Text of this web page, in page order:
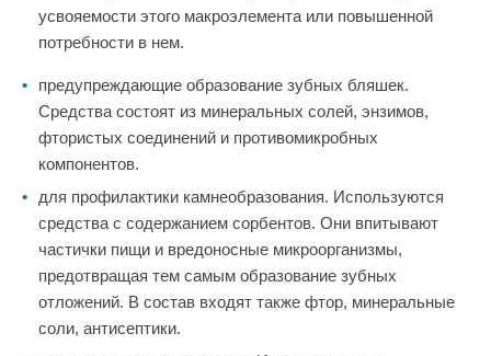
усвояемости этого макроэлемента или повышенной
потребности в нем.
предупреждающие образование зубных бляшек.
Средства состоят из минеральных солей, энзимов,
фтористых соединений и противомикробных
компонентов.
для профилактики камнеобразования. Используются
средства с содержанием сорбентов. Они впитывают
частички пищи и вредоносные микроорганизмы,
предотвращая тем самым образование зубных
отложений. В состав входят также фтор, минеральные
соли, антисептики.